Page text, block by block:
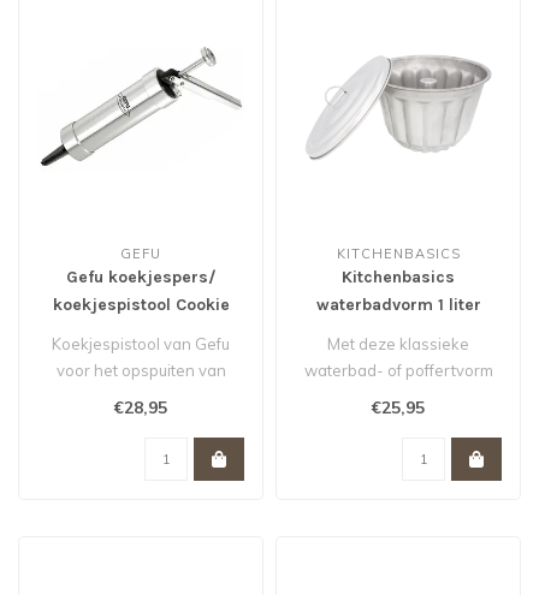
GEFU
Gefu koekjespers/
koekjespistool Cookie
Koekjespistool van Gefu
voor het opspuiten van
€28,95
KITCHENBASICS
Kitchenbasics
waterbadvorm 1 liter
Met deze klassieke
waterbad- of poffertvorm
€25,95